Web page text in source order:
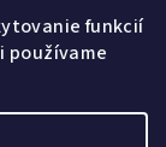
funkcií
používame